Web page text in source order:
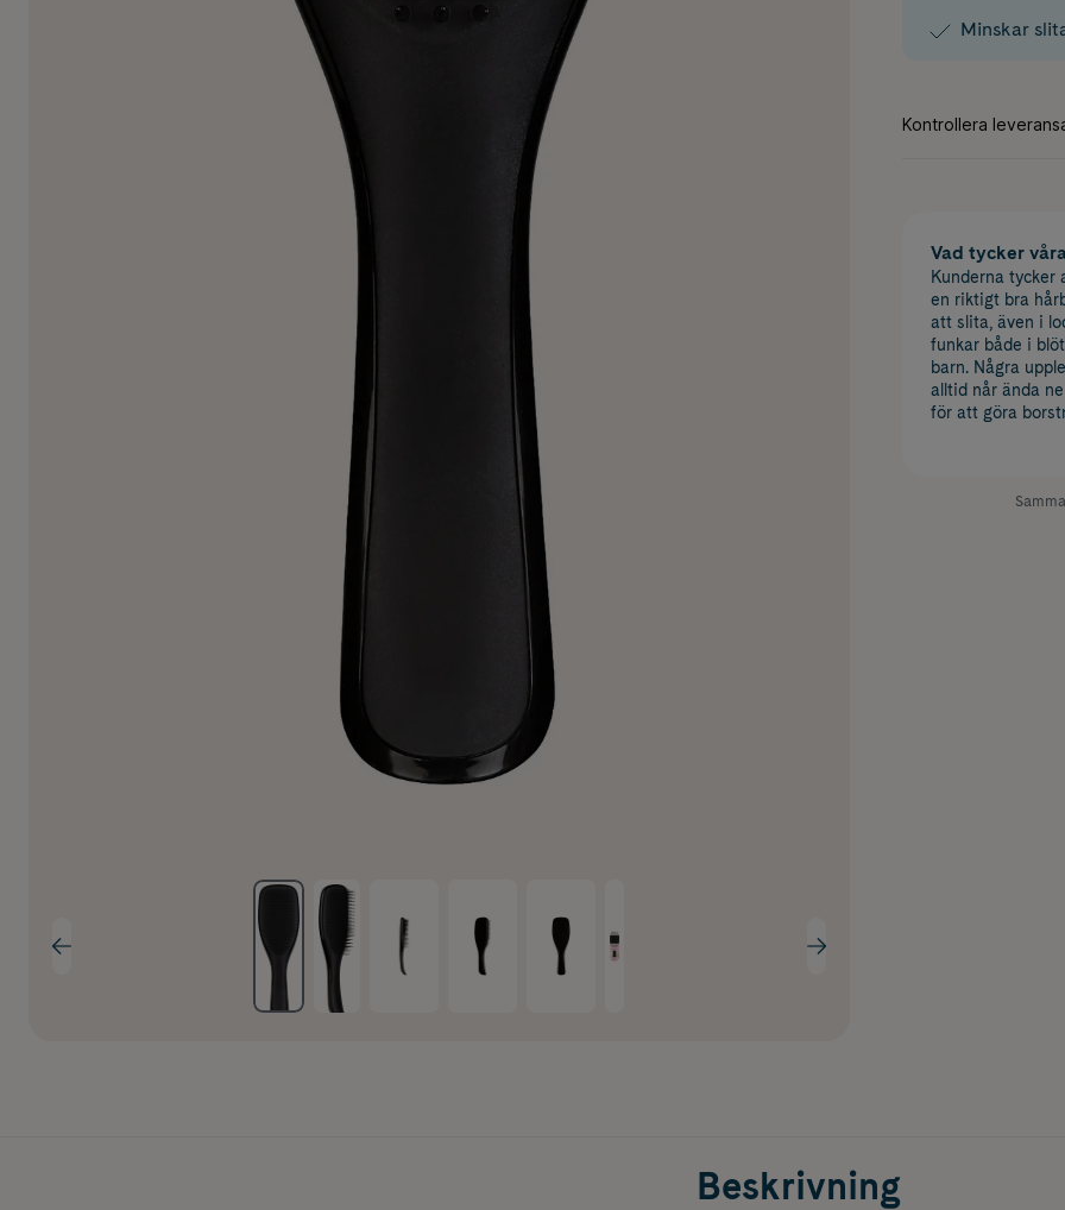
Minskar
Vad tycker
Kunderna tycker
en riktigt bra
att slita, även i
funkar både i
barn. Några
alltid når ända
för att göra
Beskrivning